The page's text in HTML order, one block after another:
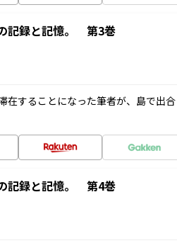
記録と記憶。 第3巻
在することになった筆者が、島で出
記録と記憶。 第4巻